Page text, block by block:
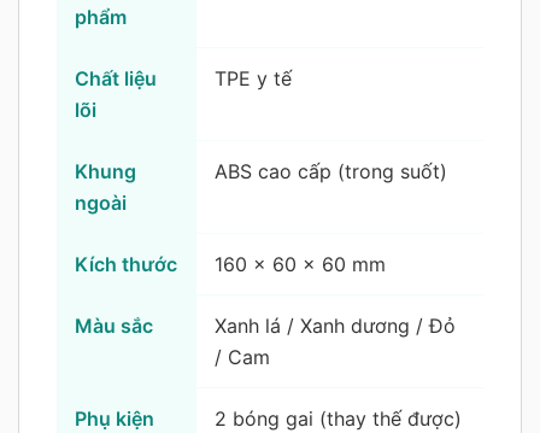
phẩm
Chất liệu
lõi
TPE y tế
Khung
ngoài
ABS cao cấp (trong suốt)
Kích thước 160 × 60 × 60 mm
Màu sắc
Xanh lá / Xanh dương / Đỏ
/ Cam
Phụ kiện
2 bóng gai (thay thế được)